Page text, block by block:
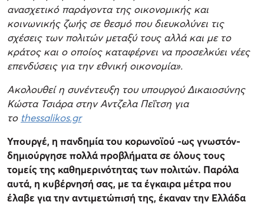
ανασχετικό παράγοντα της οικονομικής και
κοινωνικής ζωής σε θεσμό που διευκολύνει τις
σχέσεις των πολιτών μεταξύ τους αλλά και με το
κράτος και ο οποίος καταφέρνει να προσελκύει νέες
επενδύσεις για την εθνική οικονομία».
Ακολουθεί η συνέντευξη του υπουργού Δικαιοσύνης
Κώστα Τσιάρα στην Αντζελα Πεΐτση για
το thessalikos.gr
Υπουργέ, η πανδημία του κορωνοϊού -ως γνωστόν-
δημιούργησε πολλά προβλήματα σε όλους τους
τομείς της καθημερινότητας των πολιτών. Παρόλα
αυτά, η κυβέρνησή σας, με τα έγκαιρα μέτρα που
έλαβε για την αντιμετώπισή της, έκαναν την Ελλάδα